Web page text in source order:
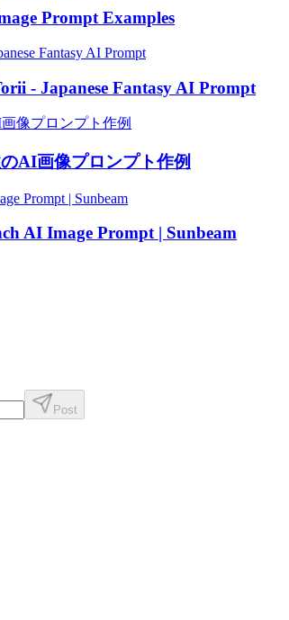
Prompt Examples
- Japanese Fantasy AI Prompt
AI画像プロンプト作例
AI Image Prompt | Sunbeam
Post